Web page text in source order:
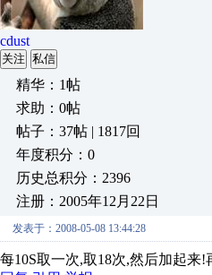
cdust
关注 私信
精华：1帖
求助：0帖
帖子：37帖 | 1817回
年度积分：0
历史总积分：2396
注册：2005年12月22日
发表于：2008-05-08 13:44:28
每10S取一次,取18次,然后加起来!